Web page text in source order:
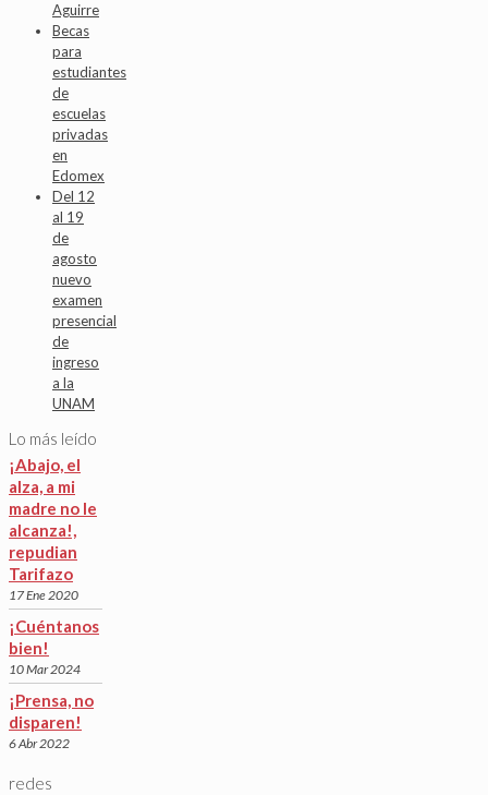
Aguirre
Becas
para
estudiantes
de
escuelas
privadas
en
Edomex
Del 12
al 19
de
agosto
nuevo
examen
presencial
de
ingreso
a la
UNAM
Lo más leído
¡Abajo, el
alza, a mi
madre no le
alcanza!,
repudian
Tarifazo
17 Ene 2020
¡Cuéntanos
bien!
10 Mar 2024
¡Prensa, no
disparen!
6 Abr 2022
redes